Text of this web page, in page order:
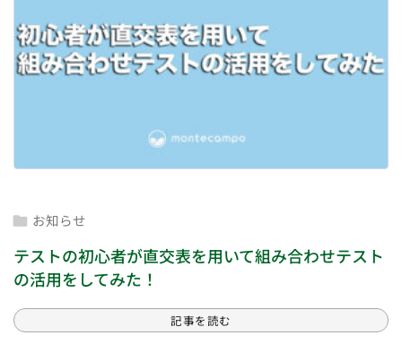
 お知らせ
テストの初心者が直交表を用いて組み合わせテスト
の活用をしてみた！
記事を読む